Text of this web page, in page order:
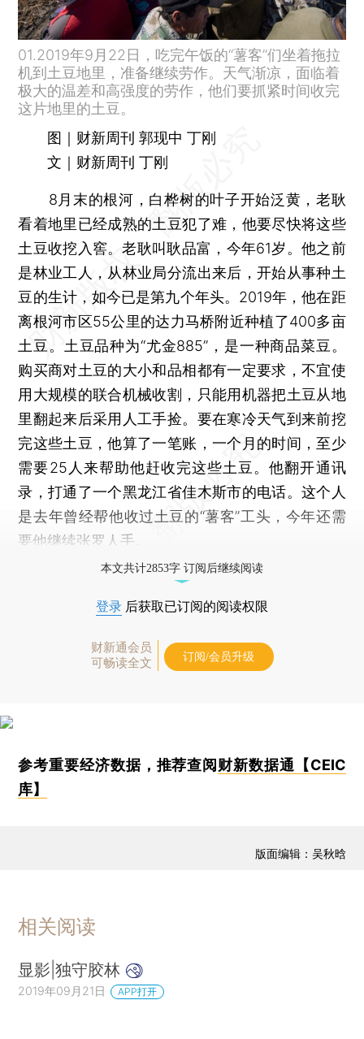
01.2019年9月22日，吃完午饭的“薯客”们坐着拖拉
机到土豆地里，准备继续劳作。天气渐凉，面临着
极大的温差和高强度的劳作，他们要抓紧时间收完
这片地里的土豆。
图｜财新周刊 郭现中 丁刚
文｜财新周刊 丁刚
8月末的根河，白桦树的叶子开始泛黄，老耿
看着地里已经成熟的土豆犯了难，他要尽快将这些
土豆收挖入窖。老耿叫耿品富，今年61岁。他之前
是林业工人，从林业局分流出来后，开始从事种土
豆的生计，如今已是第九个年头。2019年，他在距
离根河市区55公里的达力马桥附近种植了400多亩
土豆。土豆品种为“尤金885”，是一种商品菜豆。
购买商对土豆的大小和品相都有一定要求，不宜使
用大规模的联合机械收割，只能用机器把土豆从地
里翻起来后采用人工手捡。要在寒冷天气到来前挖
完这些土豆，他算了一笔账，一个月的时间，至少
需要25人来帮助他赶收完这些土豆。他翻开通讯
录，打通了一个黑龙江省佳木斯市的电话。这个人
是去年曾经帮他收过土豆的“薯客”工头，今年还需
要他继续张罗人手。
本文共计2853字 订阅后继续阅读
登录 后获取已订阅的阅读权限
财新通会员
可畅读全文
订阅/会员升级
参考重要经济数据，推荐查阅财新数据通【CEIC
库】
版面编辑：吴秋晗
相关阅读
显影|独守胶林
2019年09月21日 APP打开